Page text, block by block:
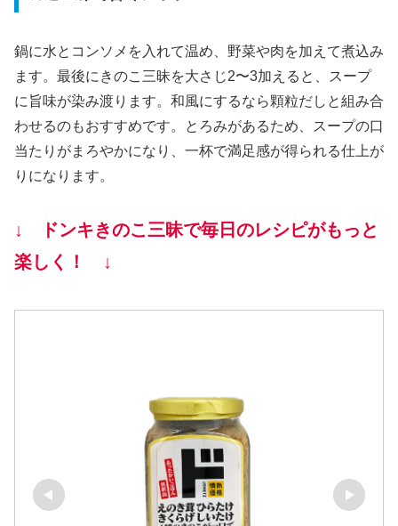
鍋に水とコンソメを入れて温め、野菜や肉を加えて煮込み
ます。最後にきのこ三昧を大さじ2〜3加えると、スープ
に旨味が染み渡ります。和風にするなら顆粒だしと組み合
わせるのもおすすめです。とろみがあるため、スープの口
当たりがまろやかになり、一杯で満足感が得られる仕上が
りになります。
↓ ドンキきのこ三昧で毎日のレシピがもっと
楽しく！ ↓